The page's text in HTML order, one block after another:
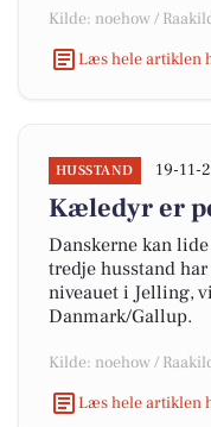
Kilde: noehow /
Læs hele artiklen
HUSSTAND 19-11-
Kæledyr er
Danskerne kan
tredje husstand
niveauet i Jelling,
Danmark/Gallup.
Kilde: noehow /
Læs hele artiklen